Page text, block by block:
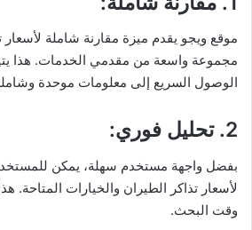
موقع ويجو يقدم ميزة مقارنة شاملة لأسعار
مجموعة واسعة من مقدمي الخدمات. هذا
الوصول السريع إلى معلومات موحدة
2. تحليل فوري :
بفضل واجهة مستخدم سهلة، يمكن
لأسعار تذاكر الطيران والخيارات المتاحة.
وقت البحث.